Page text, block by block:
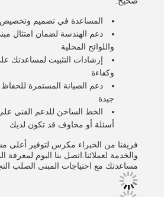
المساعدة في تصميم وتخصيص
دعم الهندسة لضمان امتثال
واللوائح المحلية
إرشادات التثبيت لمساعدتك
وكفاءة
دعم الصيانة المستمرة
جيدة
الخط الساخن للدعم الفني
أسئلة أو مخاوف قد تكون لديك
فريقنا من الخبراء مكرس لتوفير أعلى
والخدمة لعملائنا.اتصل بنا اليوم لمعرفة
مساعدتك مع احتياجات المبنى الصلب